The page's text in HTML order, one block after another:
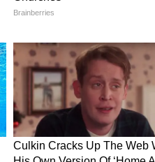
प्रो, पहनें 10 खादी कॉटन
पेंडेंट
अंदर लाइट फिट की जाती
स्पेस के लिए परफेक्ट है।